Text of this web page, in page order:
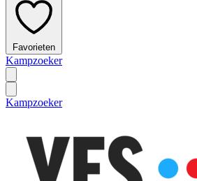
Favorieten
Kampzoeker
Kampzoeker